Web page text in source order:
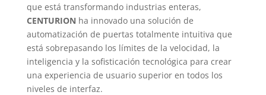
que está transformando industrias enteras,
CENTURION ha innovado una solución de
automatización de puertas totalmente intuitiva que
está sobrepasando los límites de la velocidad, la
inteligencia y la sofisticación tecnológica para crear
una experiencia de usuario superior en todos los
niveles de interfaz.